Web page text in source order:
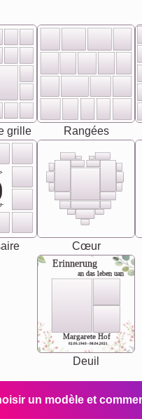
grille Rangées
Cœur
Erinnerung
an das leben uan
Margarete Hof
02.05.1940 - 08.04.2021
Deuil
un modèle et